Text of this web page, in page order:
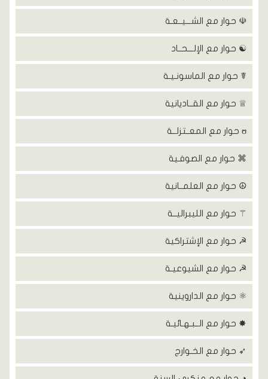
☫ حوار مع الشـــيــعـة
☯ حوار مع الإلـــحــاد
☤ حوار مع الماسونـيـة
♕ حوار مع القــاديانية
ʊ حوار مع المعــتزلــة
⌘ حوار مع الصوفـية
☮ حوار مع العلمــانية
⚚ حوار مع الليبراليــة
☭ حوار مع الإشتراكية
☭ حوار مع الشيوعيـة
⚛ حوار مع الداروينية
✸ حوار مع الــبـهـائيـة
➶ حوار مع الخـوارج